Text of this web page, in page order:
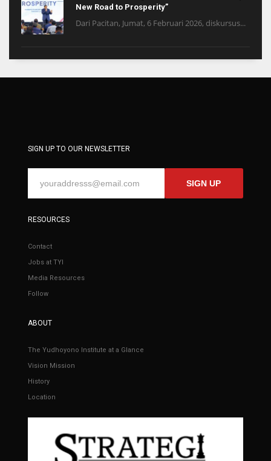
New Road to Prosperity”
Dari Pacitan, Jumat, 6 Februari 2026, diskursus...
SIGN UP TO OUR NEWSLETTER
SIGN UP
RESOURCES
Contact
Jobs at TYI
Media Resources
Follow
ABOUT
The Yudhoyono Institute at a Glance
Vision Mission
History
Location